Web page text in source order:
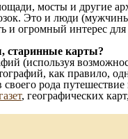
мосты и другие
Это и люди
и огромный интерес
старинные карты?
(используя
как правило,
рода
, географических карт,